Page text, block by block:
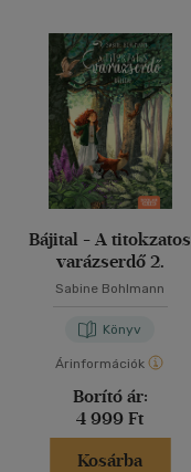
Bájital - A titokzatos
varázserdő 2.
Sabine Bohlmann
Könyv
Árinformációk
Borító ár:
4 999 Ft
Kosárba